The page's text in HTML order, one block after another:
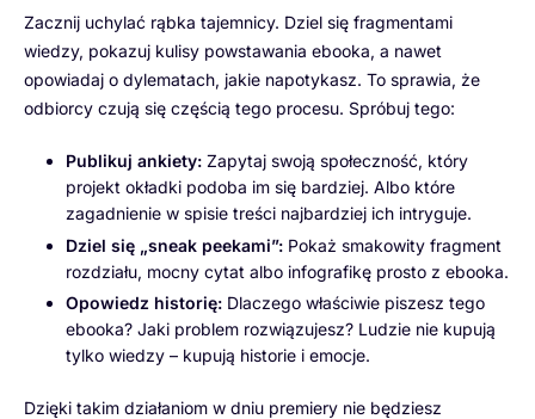
Zacznij uchylać rąbka tajemnicy. Dziel się fragmentami
wiedzy, pokazuj kulisy powstawania ebooka, a nawet
opowiadaj o dylematach, jakie napotykasz. To sprawia, że
odbiorcy czują się częścią tego procesu. Spróbuj tego:
Publikuj ankiety: Zapytaj swoją społeczność, który
projekt okładki podoba im się bardziej. Albo które
zagadnienie w spisie treści najbardziej ich intryguje.
Dziel się „sneak peekami”: Pokaż smakowity fragment
rozdziału, mocny cytat albo infografikę prosto z ebooka.
Opowiedz historię: Dlaczego właściwie piszesz tego
ebooka? Jaki problem rozwiązujesz? Ludzie nie kupują
tylko wiedzy – kupują historie i emocje.
Dzięki takim działaniom w dniu premiery nie będziesz